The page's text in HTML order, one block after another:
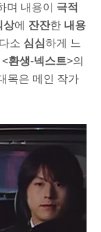
며 내용이 극적
상에 잔잔한 내용
소 심심하게 느
<환생-넥스트>의
목은 메인 작가